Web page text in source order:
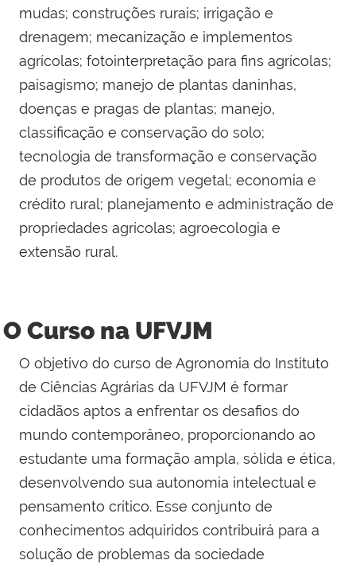
mudas; construções rurais; irrigação e
drenagem; mecanização e implementos
agrícolas; fotointerpretação para fins agrícolas;
paisagismo; manejo de plantas daninhas,
doenças e pragas de plantas; manejo,
classificação e conservação do solo;
tecnologia de transformação e conservação
de produtos de origem vegetal; economia e
crédito rural; planejamento e administração de
propriedades agrícolas; agroecologia e
extensão rural.
O Curso na UFVJM
O objetivo do curso de Agronomia do Instituto
de Ciências Agrárias da UFVJM é formar
cidadãos aptos a enfrentar os desafios do
mundo contemporâneo, proporcionando ao
estudante uma formação ampla, sólida e ética,
desenvolvendo sua autonomia intelectual e
pensamento crítico. Esse conjunto de
conhecimentos adquiridos contribuirá para a
solução de problemas da sociedade